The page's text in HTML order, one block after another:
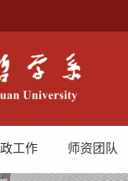
工作 师资团队